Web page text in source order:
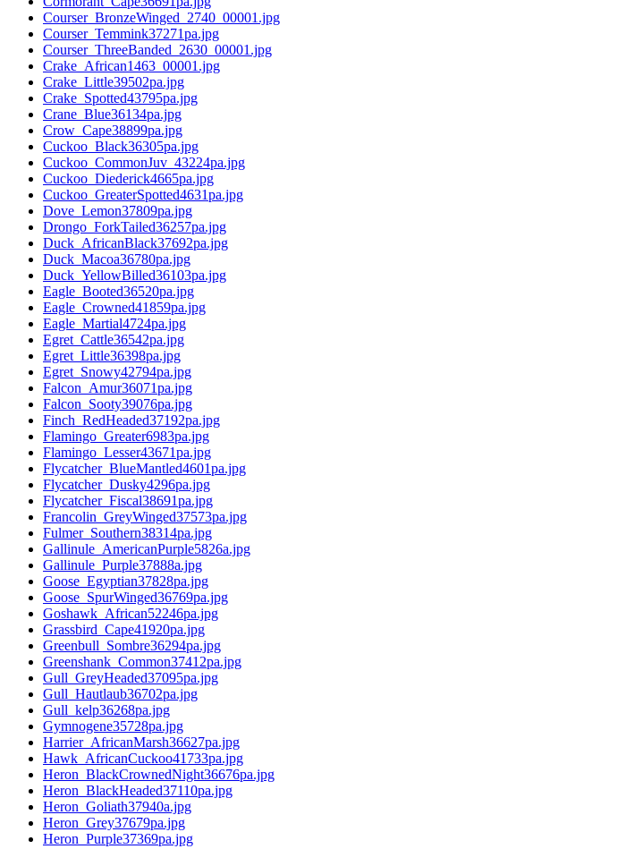
Courser_BronzeWinged_2740_00001.jpg
Courser_Temmink37271pa.jpg
Courser_ThreeBanded_2630_00001.jpg
Crake_African1463_00001.jpg
Crake_Little39502pa.jpg
Crake_Spotted43795pa.jpg
Crane_Blue36134pa.jpg
Crow_Cape38899pa.jpg
Cuckoo_Black36305pa.jpg
Cuckoo_CommonJuv_43224pa.jpg
Cuckoo_Diederick4665pa.jpg
Cuckoo_GreaterSpotted4631pa.jpg
Dove_Lemon37809pa.jpg
Drongo_ForkTailed36257pa.jpg
Duck_AfricanBlack37692pa.jpg
Duck_Macoa36780pa.jpg
Duck_YellowBilled36103pa.jpg
Eagle_Booted36520pa.jpg
Eagle_Crowned41859pa.jpg
Eagle_Martial4724pa.jpg
Egret_Cattle36542pa.jpg
Egret_Little36398pa.jpg
Egret_Snowy42794pa.jpg
Falcon_Amur36071pa.jpg
Falcon_Sooty39076pa.jpg
Finch_RedHeaded37192pa.jpg
Flamingo_Greater6983pa.jpg
Flamingo_Lesser43671pa.jpg
Flycatcher_BlueMantled4601pa.jpg
Flycatcher_Dusky4296pa.jpg
Flycatcher_Fiscal38691pa.jpg
Francolin_GreyWinged37573pa.jpg
Fulmer_Southern38314pa.jpg
Gallinule_AmericanPurple5826a.jpg
Gallinule_Purple37888a.jpg
Goose_Egyptian37828pa.jpg
Goose_SpurWinged36769pa.jpg
Goshawk_African52246pa.jpg
Grassbird_Cape41920pa.jpg
Greenbull_Sombre36294pa.jpg
Greenshank_Common37412pa.jpg
Gull_GreyHeaded37095pa.jpg
Gull_Hautlaub36702pa.jpg
Gull_kelp36268pa.jpg
Gymnogene35728pa.jpg
Harrier_AfricanMarsh36627pa.jpg
Hawk_AfricanCuckoo41733pa.jpg
Heron_BlackCrownedNight36676pa.jpg
Heron_BlackHeaded37110pa.jpg
Heron_Goliath37940a.jpg
Heron_Grey37679pa.jpg
Heron_Purple37369pa.jpg